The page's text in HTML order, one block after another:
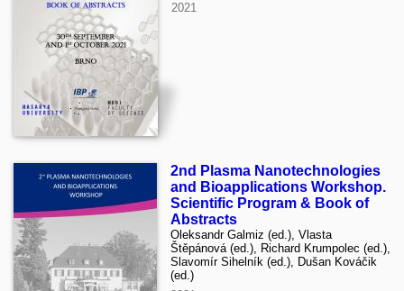
2021
2nd Plasma Nanotechnologies
and Bioapplications Workshop.
Scientific Program & Book of
Abstracts
Oleksandr Galmiz (ed.), Vlasta
Štěpánová (ed.), Richard Krumpolec (ed.),
Slavomír Sihelník (ed.), Dušan Kováčik
(ed.)